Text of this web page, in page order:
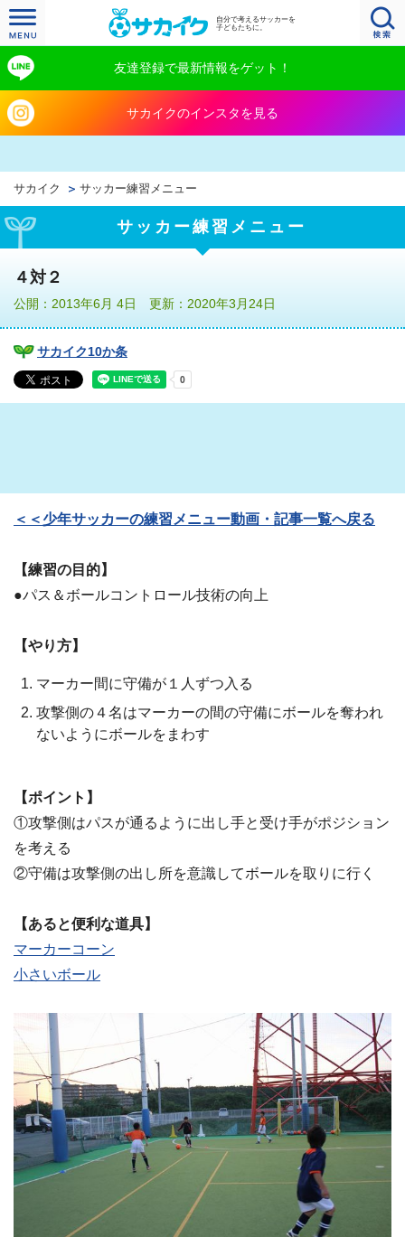
自分で考えるサッカーを
子どもたちに。
友達登録で最新情報をゲット！
サカイクのインスタを見る
サカイク サッカー練習メニュー
サッカー練習メニュー
４対２
公開：2013年6月 4日 更新：2020年3月24日
サカイク10か条
＜＜少年サッカーの練習メニュー動画・記事一覧へ戻る
【練習の目的】
●パス＆ボールコントロール技術の向上
【やり方】
マーカー間に守備が１人ずつ入る
攻撃側の４名はマーカーの間の守備にボールを奪われ
ないようにボールをまわす
【ポイント】
①攻撃側はパスが通るように出し手と受け手がポジション
を考える
②守備は攻撃側の出し所を意識してボールを取りに行く
【あると便利な道具】
マーカーコーン
小さいボール